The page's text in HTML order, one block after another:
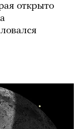
открыто